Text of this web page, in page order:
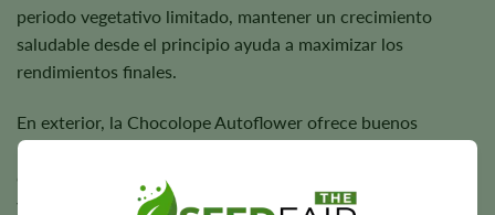
periodo vegetativo limitado, mantener un crecimiento
saludable desde el principio ayuda a maximizar los
rendimientos finales.
En exterior, la Chocolope Autoflower ofrece buenos
resultados en climas soleados con suelo de calidad y
cuidados regulares, al tiempo que se adapta bien a una gran
variedad de entornos de cultivo gracias a su genética